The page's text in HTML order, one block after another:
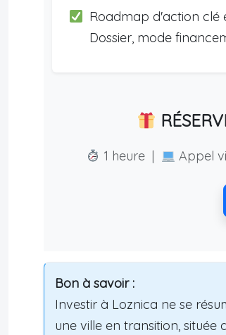
Roadmap d'action clé
Dossier, mode
1 heure | Appel
Bon à savoir :
Investir à Loznica ne se
une ville en transition, située